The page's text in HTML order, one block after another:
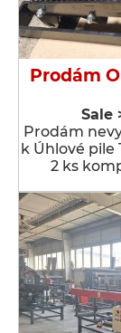
Prodám
Sale
Prodám
k Úhlové pile
2 ks